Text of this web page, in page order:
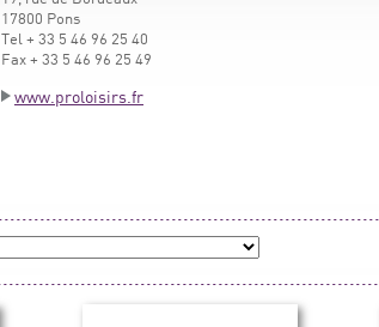
17800 Pons
Tel + 33 5 46 96 25 40
Fax + 33 5 46 96 25 49
www.proloisirs.fr